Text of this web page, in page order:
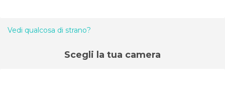
Vedi qualcosa di strano?
Scegli la tua camera